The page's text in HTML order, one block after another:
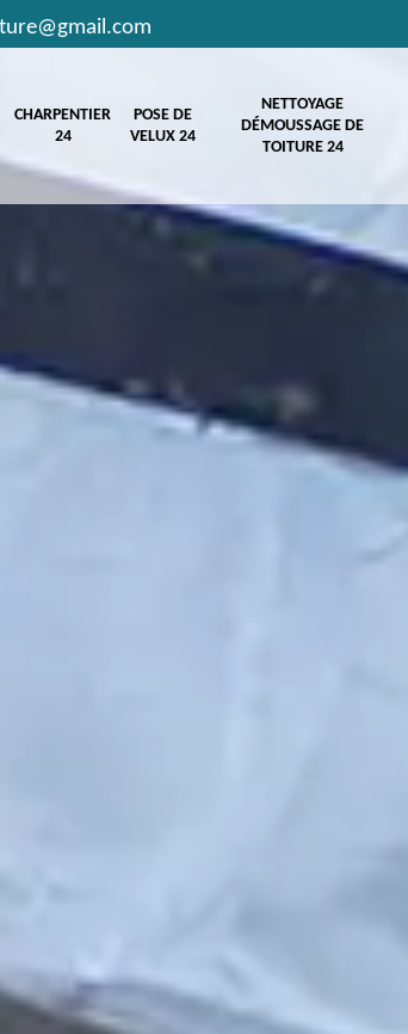
CHARPENTIER
24
POSE DE
VELUX 24
NETTOYAGE
DÉMOUSSAGE DE
TOITURE 24